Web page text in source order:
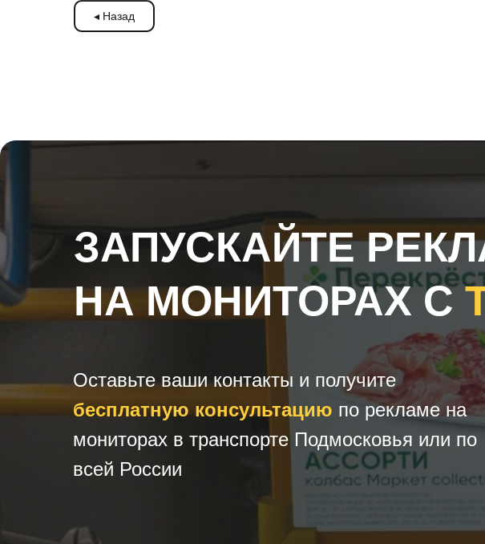
◂ Назад
ЗАПУСКАЙТЕ
НА МОНИТОРАХ С
Оставьте ваши контакты и получите
бесплатную консультацию по рекламе на
мониторах в транспорте Подмосковья или по
всей России